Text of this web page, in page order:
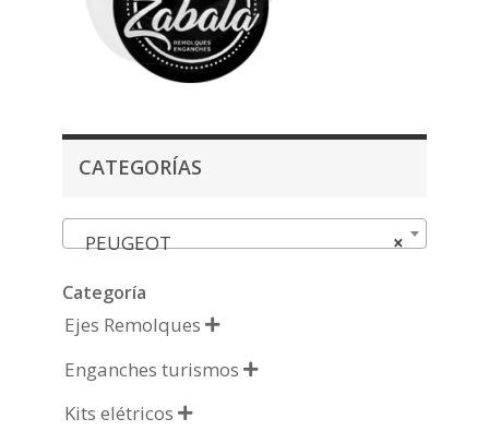
CATEGORÍAS
×
PEUGEOT
Categoría
Ejes Remolques 
Enganches turismos 
Kits elétricos 